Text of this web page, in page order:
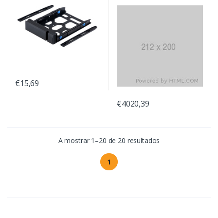
€15,69
€4020,39
A mostrar 1–20 de 20 resultados
1